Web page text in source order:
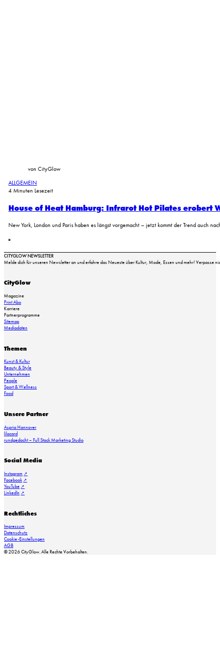
von CityGlow
ALLGEMEIN
4 Minuten Lesezeit
House of Heat Hamburg: Infrarot Hot Pilates erobert
New York, London und Paris haben es längst vorgemacht – jetzt kommt der Trend auch
CITYGLOW NEWSLETTER
Melde dich für unseren Newsletter an und erfahre das Neueste über Kultur, Mode, Essen und mehr! Verpasse
CityGlow
Magazine
Print Abo
Karriere
Partnerprogramme
Sitemap
Mediadaten
Themen
Kunst & Kultur
Beauty & Style
Unternehmen
People
Sport & Wellness
Food
Unsere Partner
Aspria Hannover
lilacard
rundgedacht – Full Stack Marketing Studio
Social Media
Instagram
Facebook
YouTube
LinkedIn
Rechtliches
Impressum
Datenschutz
Cookie-Einstellungen
AGB
© 2026 CityGlow. Alle Rechte Vorbehalten.